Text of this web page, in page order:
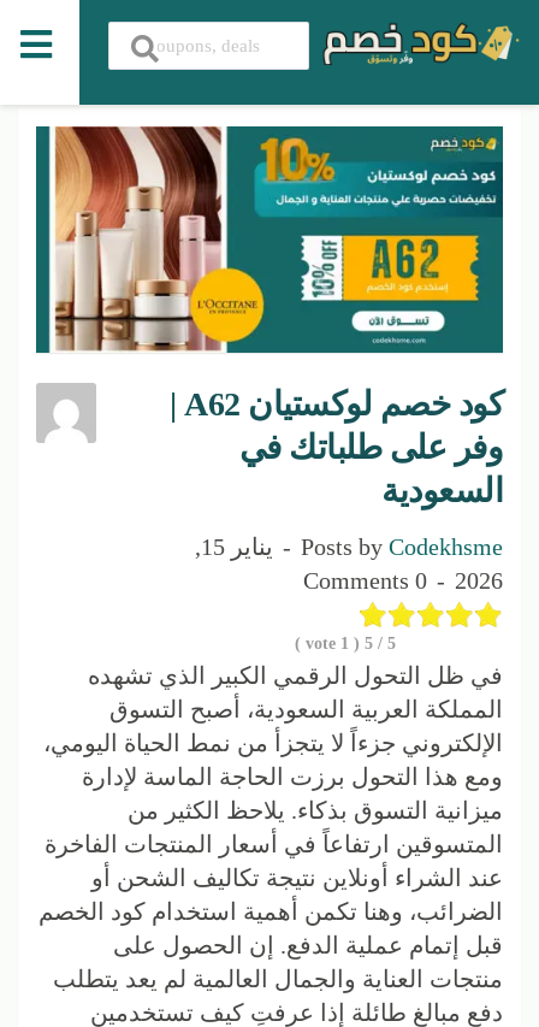
كود خصم لوكستيان A62 |
وفر على طلباتك في
السعودية
Posts by Codekhsme
يناير 15,
2026
0 Comments
5
/ 5 (
1
vote )
في ظل التحول الرقمي الكبير الذي تشهده
المملكة العربية السعودية، أصبح التسوق
الإلكتروني جزءاً لا يتجزأ من نمط الحياة اليومي،
ومع هذا التحول برزت الحاجة الماسة لإدارة
ميزانية التسوق بذكاء. يلاحظ الكثير من
المتسوقين ارتفاعاً في أسعار المنتجات الفاخرة
عند الشراء أونلاين نتيجة تكاليف الشحن أو
الضرائب، وهنا تكمن أهمية استخدام كود الخصم
قبل إتمام عملية الدفع. إن الحصول على
منتجات العناية والجمال العالمية لم يعد يتطلب
دفع مبالغ طائلة إذا عرفتِ كيف تستخدمين